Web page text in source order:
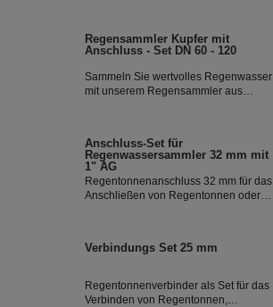
lässt sich durch das Schiebeteil einfach
ein- und ausbauen. Der flexible
Schlauchanschluss mit einer Länge
von 350 mm macht die Installation
besonders einfach.
Regensammler Kupfer mit
Anschluss - Set DN 60 - 120
Sammeln Sie wertvolles Regenwasser
mit unserem Regensammler aus
installieren. Damit können Sie bis zu
85 % des anfallenden Regenwassers
sammeln und in Ihre Regentonne
leiten.
Anschluss-Set für
Regenwassersammler 32 mm mit
1" AG
Regentonnenanschluss 32 mm für das
Anschließen von Regentonnen oder
Verbindungs Set 25 mm
Regentonnenverbinder als Set für das
Verbinden von Regentonnen,